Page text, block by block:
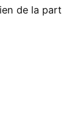
de la part